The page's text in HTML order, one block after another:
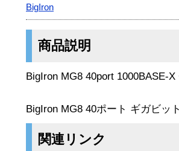
BigIron
商品説明
BigIron MG8 40port 1000BASE-X
BigIron MG8 40ポート ギガビッ
関連リンク